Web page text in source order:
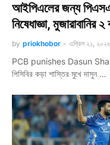
আইপিএলের জন্য
নিষেধাজ্ঞা, মুজারাবানির
by priokhobor - এপ্রিল ২১, ২০২৬
PCB punishes Dasun
পিসিবির কড়া শাস্তির মুখে দাসুন …